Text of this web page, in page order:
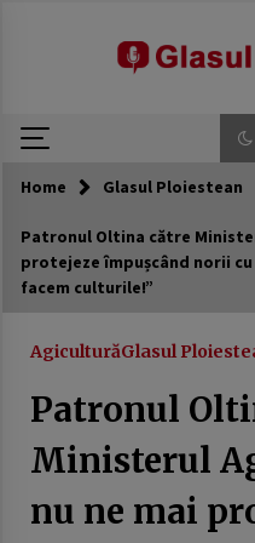
Măsuri
Avocatul
7 martie
trecut cu
România
Home Glasul Ploiestean
Patronul Oltina către
protejeze împușcând norii cu
facem culturile!”
AgiculturăGlasul
Patronul
Ministerul
nu ne mai